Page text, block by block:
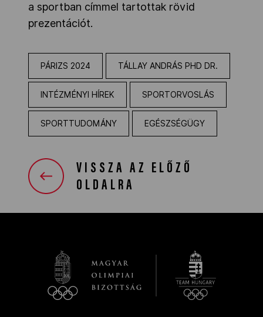
a sportban címmel tartottak rövid
prezentációt.
PÁRIZS 2024 TÁLLAY ANDRÁS PHD DR.
INTÉZMÉNYI HÍREK SPORTORVOSLÁS
SPORTTUDOMÁNY EGÉSZSÉGÜGY
VISSZA AZ ELŐZŐ
OLDALRA